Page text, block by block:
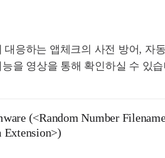
대응하는 앱체크의 사전 방어, 자
을 영상을 통해 확인하실 수 있
(<Random Number
Extension>)